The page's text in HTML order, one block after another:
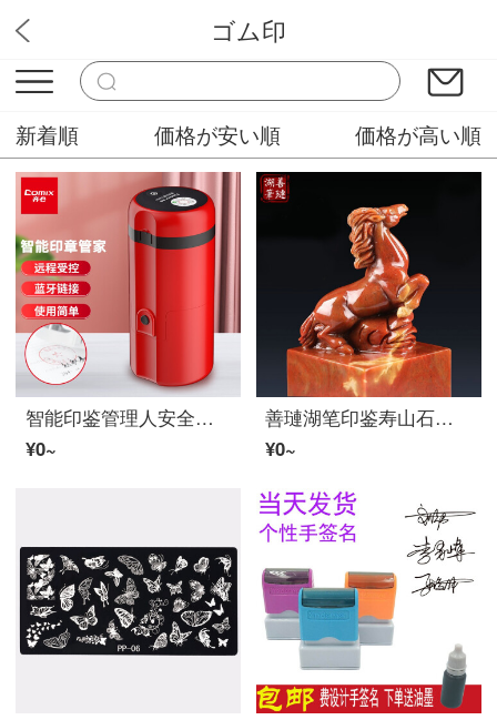
はんこ市場
ゴム印
新着順 価格が安い順 価格が高い順
智能印鉴管理人安全携帯可监视小プログラム管理(アップグレード金)B 3950
¥0~
善璉湖笔印鉴寿山石马到成功玉璽摆件印鉴篆刻石材章奥达梅尔马到成功
¥0~